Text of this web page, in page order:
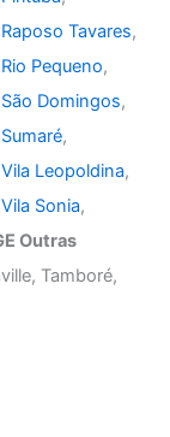
Raposo Tavares,
Rio Pequeno,
São Domingos,
Sumaré,
Vila Leopoldina,
Vila Sonia,
Outras
Tamboré,